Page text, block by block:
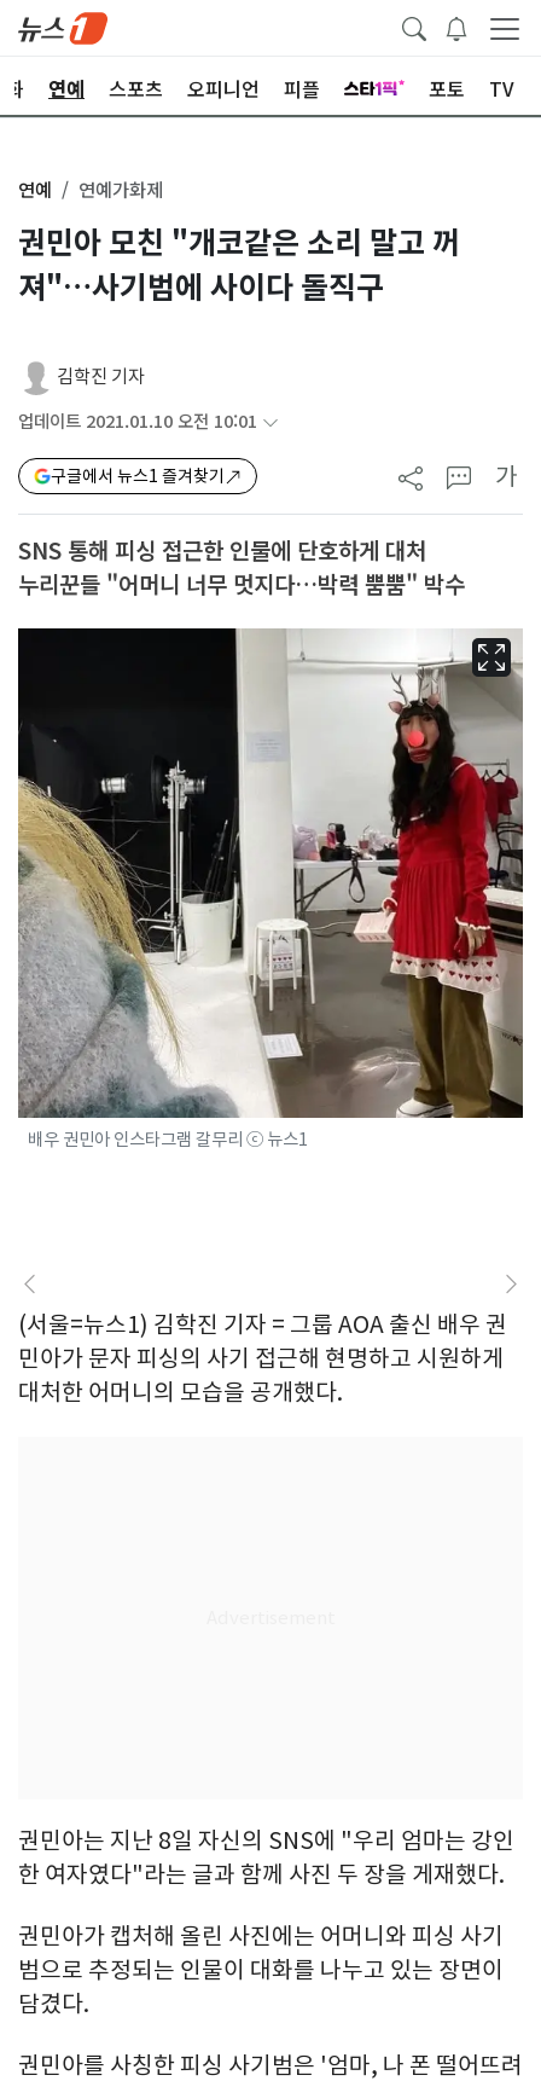
화 연예 스포츠 오피니언 피플 포토 TV
연예 연예가화제
권민아 모친 "개코같은 소리 말고 꺼
져"…사기범에 사이다 돌직구
김학진 기자
업데이트 2021.01.10 오전 10:01
구글에서 뉴스1 즐겨찾기 가
SNS 통해 피싱 접근한 인물에 단호하게 대처
누리꾼들 "어머니 너무 멋지다…박력 뿜뿜" 박수
배우 권민아 인스타그램 갈무리 ⓒ 뉴스1
(서울=뉴스1) 김학진 기자 = 그룹 AOA 출신 배우 권
민아가 문자 피싱의 사기 접근해 현명하고 시원하게
대처한 어머니의 모습을 공개했다.
권민아는 지난 8일 자신의 SNS에 "우리 엄마는 강인
한 여자였다"라는 글과 함께 사진 두 장을 게재했다.
권민아가 캡처해 올린 사진에는 어머니와 피싱 사기
범으로 추정되는 인물이 대화를 나누고 있는 장면이
담겼다.
권민아를 사칭한 피싱 사기범은 '엄마, 나 폰 떨어뜨려